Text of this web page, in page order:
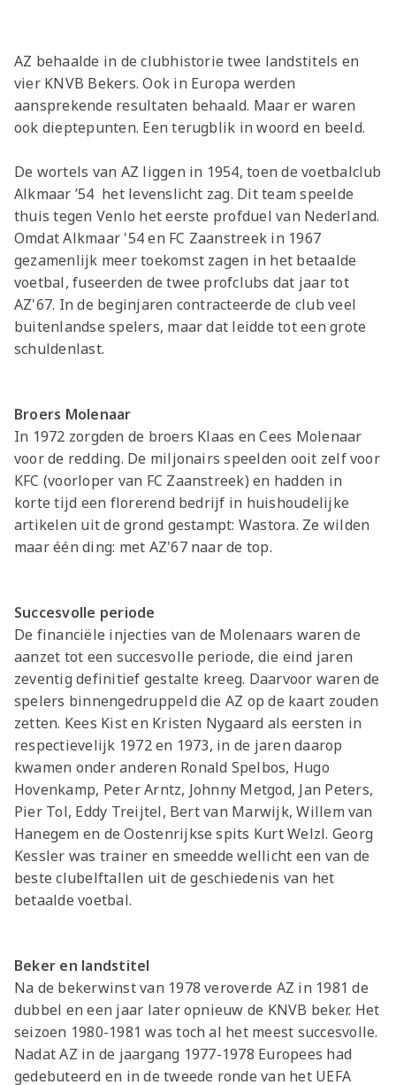
AZ behaalde in de clubhistorie twee landstitels en
vier KNVB Bekers. Ook in Europa werden
aansprekende resultaten behaald. Maar er waren
ook dieptepunten. Een terugblik in woord en beeld.
De wortels van AZ liggen in 1954, toen de voetbalclub
Alkmaar ’54 het levenslicht zag. Dit team speelde
thuis tegen Venlo het eerste profduel van Nederland.
Omdat Alkmaar '54 en FC Zaanstreek in 1967
gezamenlijk meer toekomst zagen in het betaalde
voetbal, fuseerden de twee profclubs dat jaar tot
AZ'67. In de beginjaren contracteerde de club veel
buitenlandse spelers, maar dat leidde tot een grote
schuldenlast.
Broers Molenaar
In 1972 zorgden de broers Klaas en Cees Molenaar
voor de redding. De miljonairs speelden ooit zelf voor
KFC (voorloper van FC Zaanstreek) en hadden in
korte tijd een florerend bedrijf in huishoudelijke
artikelen uit de grond gestampt: Wastora. Ze wilden
maar één ding: met AZ'67 naar de top.
Succesvolle periode
De financiële injecties van de Molenaars waren de
aanzet tot een succesvolle periode, die eind jaren
zeventig definitief gestalte kreeg. Daarvoor waren de
spelers binnengedruppeld die AZ op de kaart zouden
zetten. Kees Kist en Kristen Nygaard als eersten in
respectievelijk 1972 en 1973, in de jaren daarop
kwamen onder anderen Ronald Spelbos, Hugo
Hovenkamp, Peter Arntz, Johnny Metgod, Jan Peters,
Pier Tol, Eddy Treijtel, Bert van Marwijk, Willem van
Hanegem en de Oostenrijkse spits Kurt Welzl. Georg
Kessler was trainer en smeedde wellicht een van de
beste clubelftallen uit de geschiedenis van het
betaalde voetbal.
Beker en landstitel
Na de bekerwinst van 1978 veroverde AZ in 1981 de
dubbel en een jaar later opnieuw de KNVB beker. Het
seizoen 1980-1981 was toch al het meest succesvolle.
Nadat AZ in de jaargang 1977-1978 Europees had
gedebuteerd en in de tweede ronde van het UEFA